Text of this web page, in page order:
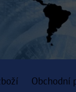
Obchodní